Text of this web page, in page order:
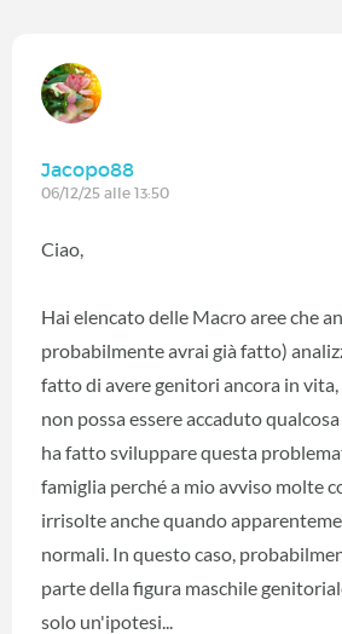
Jacopo88
06/12/25 alle 13:50
Ciao,
Hai elencato delle Macro aree che
probabilmente avrai già fatto)
fatto di avere genitori ancora in
non possa essere accaduto
ha fatto sviluppare questa
famiglia perché a mio avviso molte
irrisolte anche quando
normali. In questo caso,
parte della figura maschile
solo un'ipotesi...